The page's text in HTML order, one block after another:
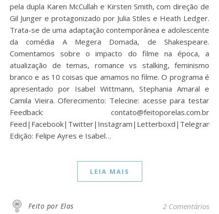
pela dupla Karen McCullah e Kirsten Smith, com direção de
Gil Junger e protagonizado por Julia Stiles e Heath Ledger.
Trata-se de uma adaptação contemporânea e adolescente
da comédia A Megera Domada, de Shakespeare.
Comentamos sobre o impacto do filme na época, a
atualização de temas, romance vs stalking, feminismo
branco e as 10 coisas que amamos no filme. O programa é
apresentado por Isabel Wittmann, Stephania Amaral e
Camila Vieira. Oferecimento: Telecine: acesse para testar
Feedback: contato@feitoporelas.com.br
Feed|Facebook|Twitter|Instagram|Letterboxd|Telegram
Edição: Felipe Ayres e Isabel…
LEIA MAIS
Feito por Elas 2 Comentários